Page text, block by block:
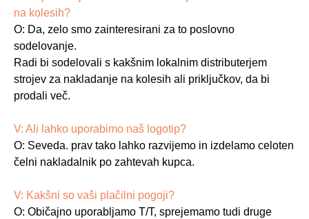
na kolesih?
O: Da, zelo smo zainteresirani za to poslovno
sodelovanje.
Radi bi sodelovali s kakšnim lokalnim distributerjem
strojev za nakladanje na kolesih ali priključkov, da bi
prodali več.
V: Ali lahko uporabimo naš logotip?
O: Seveda. prav tako lahko razvijemo in izdelamo celoten
čelni nakladalnik po zahtevah kupca.
V: Kakšni so vaši plačilni pogoji?
O: Običajno uporabljamo T/T, sprejemamo tudi druge